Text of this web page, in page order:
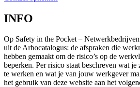
INFO
Op Safety in the Pocket –
uit de Arbocatalogus: de afspraken die
hebben gemaakt om de risico’s op de
beperken. Per risico staat beschreven wat
te werken en wat je van jouw werkgever
het gebruik van deze website aan het